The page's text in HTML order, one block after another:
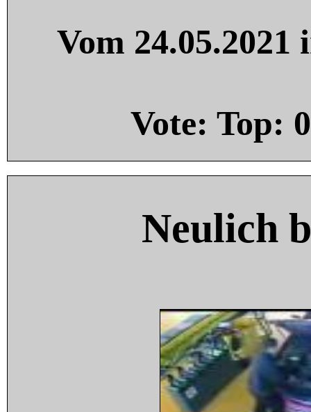
Vom
Vote: Top: 0
Neulich